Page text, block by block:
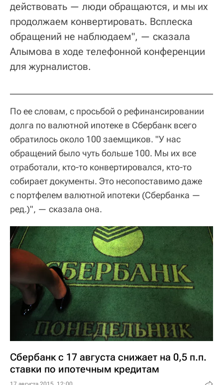
действовать — люди обращаются, и мы их
продолжаем конвертировать. Всплеска
обращений не наблюдаем", — сказала
Алымова в ходе телефонной конференции
для журналистов.
По ее словам, с просьбой о рефинансировании
долга по валютной ипотеке в Сбербанк всего
обратилось около 100 заемщиков. "У нас
обращений было чуть больше 100. Мы их все
отработали, кто-то конвертировался, кто-то
собирает документы. Это несопоставимо даже
с портфелем валютной ипотеки (Сбербанка —
ред.)", — сказала она.
Сбербанк с 17 августа снижает на 0,5 п.п.
ставки по ипотечным кредитам